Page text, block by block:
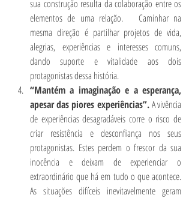
sua construção resulta da colaboração entre os
elementos de uma relação.
  Caminhar na
mesma direção é partilhar projetos de vida,
alegrias, experiências e interesses comuns,
dando suporte e vitalidade aos dois
protagonistas dessa história.
“Mantém a imaginação e a esperança,
apesar das piores experiências”. A vivência
de experiências desagradáveis corre o risco de
criar resistência e desconfiança nos seus
protagonistas. Estes perdem o frescor da sua
inocência e deixam de experienciar o
extraordinário que há em tudo o que acontece.
As situações difíceis inevitavelmente geram